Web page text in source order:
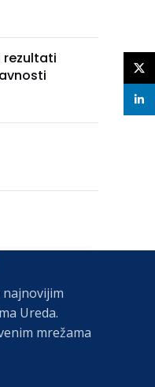
rezultati
Ureda.
mrežama